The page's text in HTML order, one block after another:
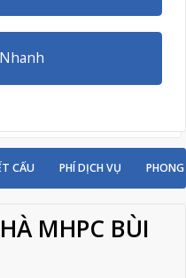
CẤU PHÍ DỊCH VỤ
MHPC BÙI